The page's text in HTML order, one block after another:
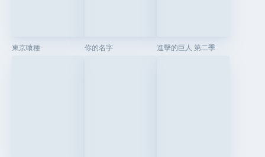
東京喰種 你的名字 進擊的巨人 第二季